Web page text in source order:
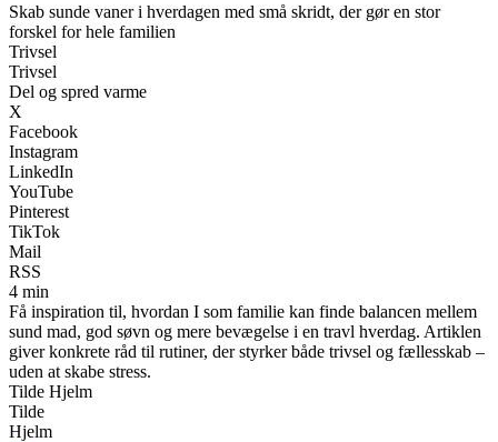
Skab sunde vaner i hverdagen med små skridt, der gør en stor
forskel for hele familien
Trivsel
Trivsel
Del og spred varme
X
Facebook
Instagram
LinkedIn
YouTube
Pinterest
TikTok
Mail
RSS
4 min
Få inspiration til, hvordan I som familie kan finde balancen mellem
sund mad, god søvn og mere bevægelse i en travl hverdag. Artiklen
giver konkrete råd til rutiner, der styrker både trivsel og fællesskab –
uden at skabe stress.
Tilde Hjelm
Tilde
Hjelm